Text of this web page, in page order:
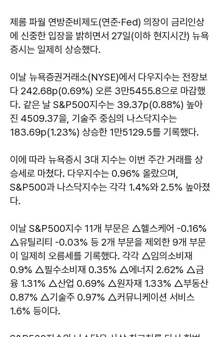
제롬 파월 연방준비제도(연준·Fed) 의장이 금리인상
에 신중한 입장을 밝히면서 27일(이하 현지시간) 뉴욕
증시는 일제히 상승했다.
이날 뉴욕증권거래소(NYSE)에서 다우지수는 전장보
다 242.68p(0.69%) 오른 3만5455.8으로 마감했
다. 같은 날 S&P500지수는 39.37p(0.88%) 높아
진 4509.37을, 기술주 중심의 나스닥지수는
183.69p(1.23%) 상승한 1만5129.5를 기록했다.
이에 따라 뉴욕증시 3대 지수는 이번 주간 거래를 상
승세로 마쳤다. 다우지수는 0.96% 올랐으며,
S&P500과 나스닥지수는 각각 1.4%와 2.5% 높아졌
다.
이날 S&P500지수 11개 부문은 △헬스케어 -0.16%
△유틸리티 -0.03% 등 2개 부문을 제외한 9개 부문
이 일제히 오름세를 기록했다. 각각 △임의소비재
0.9% △필수소비재 0.35% △에너지 2.62% △금
융 1.31% △산업 0.69% △원자재 1.33% △부동산
0.87% △기술주 0.97% △커뮤니케이션 서비스
1.6% 등이다.